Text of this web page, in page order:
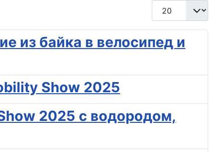
Кол-во строк:
из байка в велосипед и
Show 2025
2025 с водородом,